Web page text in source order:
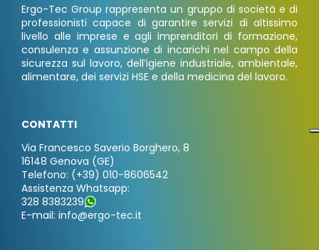
Ergo-Tec Group rappresenta un gruppo di società e di
professionisti capace di garantire servizi di altissimo
livello alle imprese e agli imprenditori di formazione,
consulenza e assunzione di incarichi nel campo della
sicurezza sul lavoro, dell’igiene industriale, ambientale,
alimentare, dei servizi HSE e della medicina del lavoro.
CONTATTI
Via Francesco Saverio Borghero, 8
16148 Genova (GE)
Telefono: (+39) 010-8606542
Assistenza Whatsapp:
328 8383239
E-mail: info@ergo-tec.it